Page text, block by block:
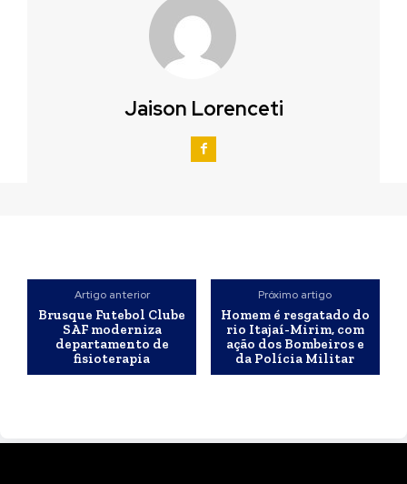
Jaison Lorenceti
Artigo anterior
Brusque Futebol Clube
SAF moderniza
departamento de
fisioterapia
Próximo artigo
Homem é resgatado do
rio Itajaí-Mirim, com
ação dos Bombeiros e
da Polícia Militar